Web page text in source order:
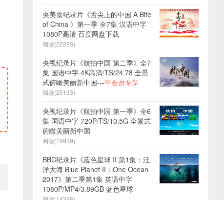
央美食纪录片《舌尖上的中国 A Bite
of China 》第一季 全7集 汉语中字
1080P高清 百度网盘下载
阅读(22293)
央视纪录片《航拍中国 第二季》全7
集 国语中字 4K高清/TS/24.78 全景
式俯瞰美丽新中国---年会员专享
阅读(25133)
央视纪录片《航拍中国 第一季》全6
集 国语中字 720P/TS/10.5G 全景式
俯瞰美丽新中国
阅读(19939)
BBC纪录片《蓝色星球 II 第1集：汪
洋大海 Blue Planet II：One Ocean
2017》第二季第1集 英语中字
1080P/MP4/3.89GB 蓝色星球